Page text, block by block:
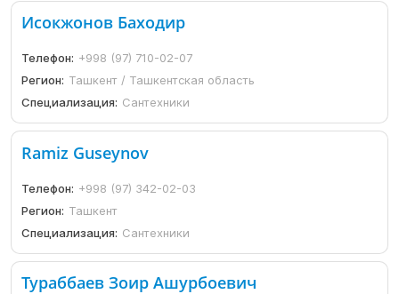
Исокжонов Баходир
Телефон: +998 (97) 710-02-07
Регион: Ташкент / Ташкентская область
Специализация: Сантехники
Ramiz Guseynov
Телефон: +998 (97) 342-02-03
Регион: Ташкент
Специализация: Сантехники
Тураббаев Зоир Ашурбоевич